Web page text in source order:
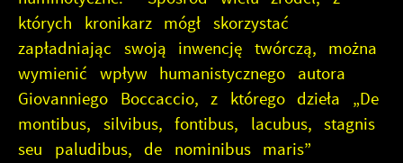
których kronikarz mógł skorzystać
zapładniając swoją inwencję twórczą, można
wymienić wpływ humanistycznego autora
Giovanniego Boccaccio, z którego dzieła „De
montibus, silvibus, fontibus, lacubus, stagnis
seu paludibus, de nominibus maris”